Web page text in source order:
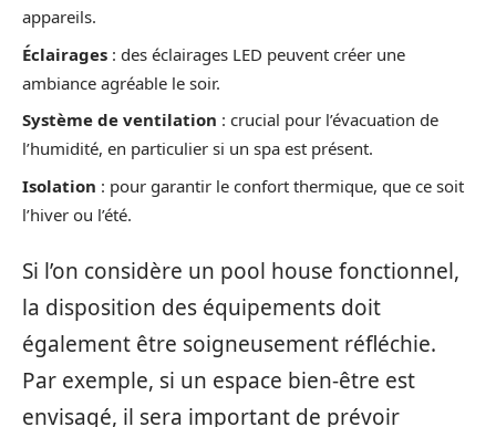
appareils.
Éclairages : des éclairages LED peuvent créer une
ambiance agréable le soir.
Système de ventilation : crucial pour l’évacuation de
l’humidité, en particulier si un spa est présent.
Isolation : pour garantir le confort thermique, que ce soit
l’hiver ou l’été.
Si l’on considère un pool house fonctionnel,
la disposition des équipements doit
également être soigneusement réfléchie.
Par exemple, si un espace bien-être est
envisagé, il sera important de prévoir